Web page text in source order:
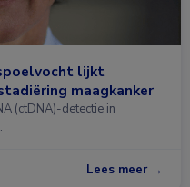
lijkt
maagkanker
(ctDNA)-detectie in
Lees meer →